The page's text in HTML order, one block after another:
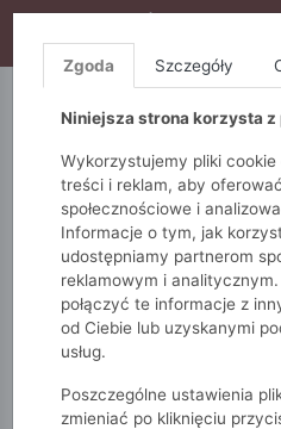
S10), DODATKOWE
5.10.15.
Monnari Dodatki
Buty
Białe klapki LUMIA
Zgoda Szczegóły
Niniejsza strona korzysta
Wykorzystujemy pliki
treści i reklam, aby
społecznościowe i
Informacje o tym, jak
udostępniamy partnerom
reklamowym i
połączyć te informacje z
od Ciebie lub uzyskanymi
usług.
Poszczególne ustawienia
zmieniać po kliknięciu